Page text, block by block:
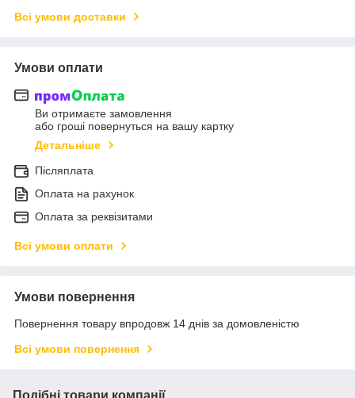
Всі умови доставки
Умови оплати
Ви отримаєте замовлення
або гроші повернуться на вашу картку
Детальніше
Післяплата
Оплата на рахунок
Оплата за реквізитами
Всі умови оплати
Умови повернення
Повернення товару впродовж 14 днів за домовленістю
Всі умови повернення